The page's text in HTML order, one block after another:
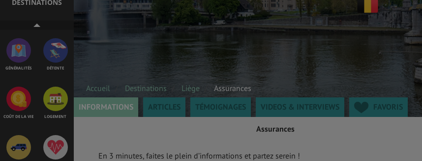
DESTINATIONS
GÉNÉRALITÉS DÉTENTE
COÛT DE LA VIE LOGEMENT
Accueil Destinations Liège
Assurances
INFORMATIONS
ARTICLES TÉMOIGNAGES VIDEOS & INTERVIEWS FAVORIS
Assurances
En 3 minutes, faites le plein d’informations et partez serein !